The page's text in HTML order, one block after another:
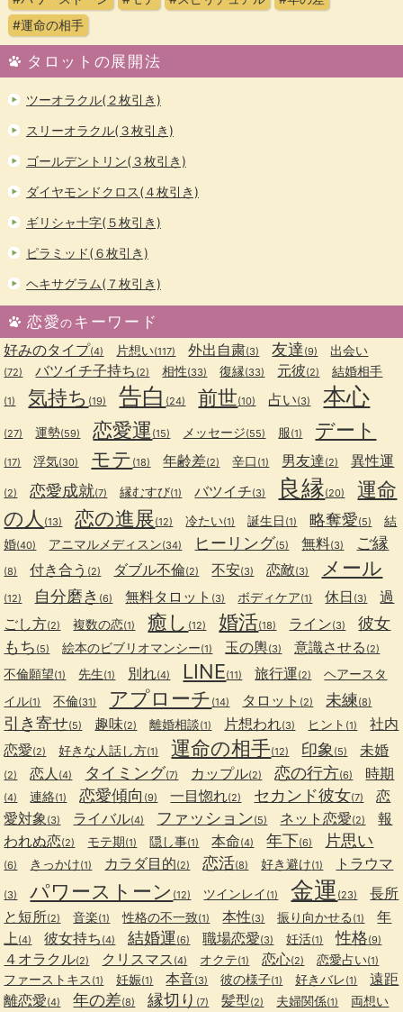
#運命の相手
タロットの展開法
ツーオラクル(２枚引き)
スリーオラクル(３枚引き)
ゴールデントリン(３枚引き)
ダイヤモンドクロス(４枚引き)
ギリシャ十字(５枚引き)
ピラミッド(６枚引き)
ヘキサグラム(７枚引き)
恋愛のキーワード
好みのタイプ(4) 片想い(117) 外出自粛(3) 友達 (9) 出会い
(72) バツイチ子持ち (2) 相性(33) 復縁(33) 元彼(2) 結婚相手
(1) 気持ち (19) 告白 (24) 前世(10) 占い(3) 本心
(27) 運勢(59) 恋愛運 (15) メッセージ(55) 服(1) デート
(17) 浮気(30) モテ (18) 年齢差(2) 辛口 (1) 男友達(2) 異性運
(2) 恋愛成就(7) 縁むすび(1) バツイチ(3) 良縁(20)
運命
の人 (13) 恋の進展(12) 冷たい(1) 誕生日 (1) 略奪愛(5)
結
婚(40) アニマルメディスン(34) ヒーリング(5) 無料(3) ご縁
(8) 付き合う (2) ダブル不倫(2) 不安(3) 恋敵(3) メール
(12) 自分磨き (6) 無料タロット (3) ボディケア(1) 休日 (3)
過
ごし方(2) 複数の恋(1) 癒し (12) 婚活(18) ライン(3)
彼女
もち (5) 絵本のビブリオマンシー(1) 玉の輿(3) 意識させる (2)
不倫願望(1) 先生(1) 別れ(4) LINE(11) 旅行運(2)
ヘアースタ
イル(1) 不倫(31) アプローチ (14) タロット (2) 未練(8)
引き寄せ(5) 趣味(2) 離婚相談(1) 片想われ(3) ヒント (1)
社内
恋愛(2) 好きな人話し方(1) 運命の相手(12) 印象 (5) 未婚
(2) 恋人 (4) タイミング(7) カップル(2) 恋の行方(6) 時期
(4) 連絡(1) 恋愛傾向 (9) 一目惚れ(2) セカンド彼女(7)
恋
愛対象(3) ライバル(4) ファッション(5) ネット恋愛(2)
報
われぬ恋(2) モテ期(1) 隠し事(1) 本命(4) 年下(6) 片思い
(6) きっかけ(1) カラダ目的(2) 恋活(8) 好き避け(1) トラウマ
(3) パワーストーン (12) ツインレイ (1) 金運 (23)
長所
と短所(2) 音楽(1) 性格の不一致(1) 本性(3) 振り向かせる (1)
年
上(4) 彼女持ち (4) 結婚運(6) 職場恋愛(3) 妊活(1) 性格(9)
４オラクル(2) クリスマス (4) オクテ(1) 恋心(2) 恋愛占い(1)
ファーストキス (1) 妊娠(1) 本音(3) 彼の様子(1) 好きバレ(1)
遠距
離恋愛(4) 年の差(8) 縁切り (7) 髪型(2) 夫婦関係(1) 両想い